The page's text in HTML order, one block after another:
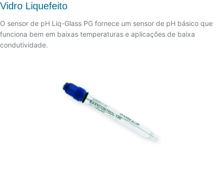
Vidro Liquefeito
O sensor de pH Liq-Glass PG fornece um sensor de pH básico que
funciona bem em baixas temperaturas e aplicações de baixa
condutividade.